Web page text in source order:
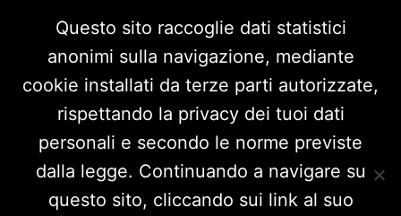
Questo sito raccoglie dati statistici
anonimi sulla navigazione, mediante
cookie installati da terze parti autorizzate,
rispettando la privacy dei tuoi dati
personali e secondo le norme previste
dalla legge. Continuando a navigare su
questo sito, cliccando sui link al suo